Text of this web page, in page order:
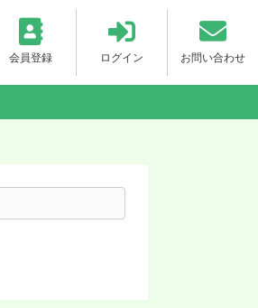
会員登録 ログイン お問い合わせ